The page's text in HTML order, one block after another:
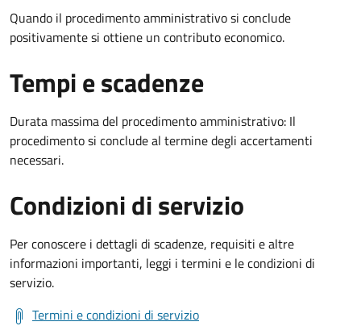
Quando il procedimento amministrativo si conclude
positivamente si ottiene un contributo economico.
Tempi e scadenze
Durata massima del procedimento amministrativo: Il
procedimento si conclude al termine degli accertamenti
necessari.
Condizioni di servizio
Per conoscere i dettagli di scadenze, requisiti e altre
informazioni importanti, leggi i termini e le condizioni di
servizio.
Termini e condizioni di servizio